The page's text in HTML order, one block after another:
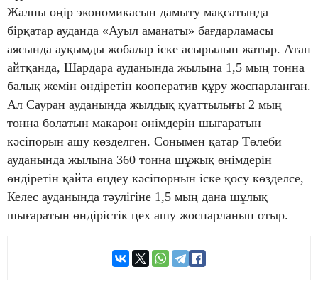
Жалпы өңір экономикасын дамыту мақсатында
бірқатар ауданда «Ауыл аманаты» бағдарламасы
аясында ауқымды жобалар іске асырылып жатыр. Атап
айтқанда, Шардара ауданында жылына 1,5 мың тонна
балық жемін өндіретін кооператив құру жоспарланған.
Ал Сауран ауданында жылдық қуаттылығы 2 мың
тонна болатын макарон өнімдерін шығаратын
кәсіпорын ашу көзделген. Сонымен қатар Төлеби
ауданында жылына 360 тонна шұжық өнімдерін
өндіретін қайта өңдеу кәсіпорнын іске қосу көзделсе,
Келес ауданында тәулігіне 1,5 мың дана шұлық
шығаратын өндірістік цех ашу жоспарланып отыр.